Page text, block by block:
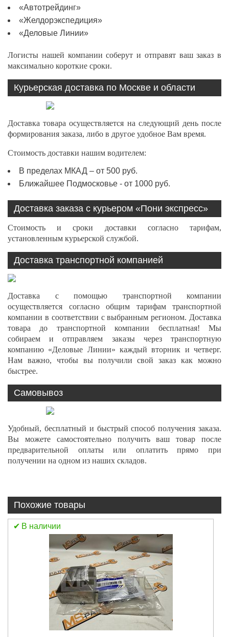
«Автотрейдинг»
«Желдорэкспедиция»
«Деловые Линии»
Логисты нашей компании соберут и отправят ваш заказ в
максимально короткие сроки.
Курьерская доставка по Москве и области
Доставка товара осуществляется на следующий день после
формирования заказа, либо в другое удобное Вам время.
Стоимость доставки нашим водителем:
В пределах МКАД – от 500 руб.
Ближайшее Подмосковье - от 1000 руб.
Доставка заказа с курьером «Пони экспресс»
Стоимость и сроки доставки согласно тарифам,
установленным курьерской службой.
Доставка транспортной компанией
Доставка с помощью транспортной компании
осуществляется согласно общим тарифам транспортной
компании в соответствии с выбранным регионом. Доставка
товара до транспортной компании бесплатная! Мы
собираем и отправляем заказы через транспортную
компанию «Деловые Линии» каждый вторник и четверг.
Нам важно, чтобы вы получили свой заказ как можно
быстрее.
Самовывоз
Удобный, бесплатный и быстрый способ получения заказа.
Вы можете самостоятельно получить ваш товар после
предварительной оплаты или оплатить прямо при
получении на одном из наших складов.
Похожие товары
В наличии